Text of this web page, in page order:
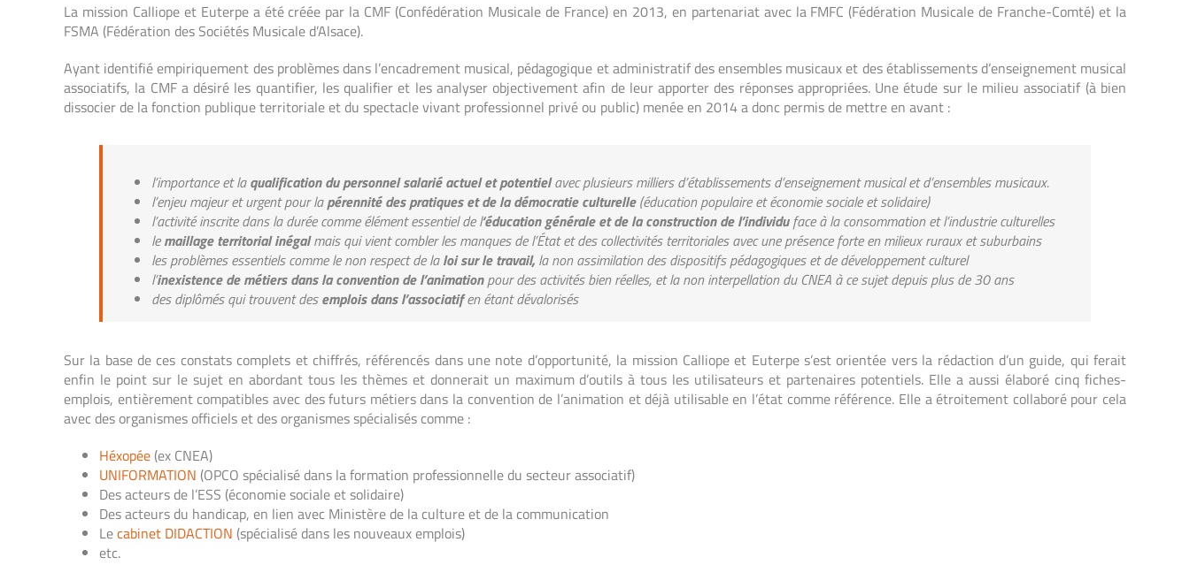
La mission Calliope et Euterpe a été créée par la CMF (Confédération Musicale de France) en 2013, en partenariat avec la FMFC (Fédération Musicale de Franche-Comté) et la
FSMA (Fédération des Sociétés Musicale d’Alsace).
Ayant identifié empiriquement des problèmes dans l’encadrement musical, pédagogique et administratif des ensembles musicaux et des établissements d’enseignement musical
associatifs, la CMF a désiré les quantifier, les qualifier et les analyser objectivement afin de leur apporter des réponses appropriées. Une étude sur le milieu associatif (à bien
dissocier de la fonction publique territoriale et du spectacle vivant professionnel privé ou public) menée en 2014 a donc permis de mettre en avant :
l’importance et laqualification du personnel salarié actuel et potentielavec plusieurs milliers d’établissements d’enseignement musical et d’ensembles musicaux.
l’enjeu majeur et urgent pour lapérennité des pratiques et de la démocratie culturelle(éducation populaire et économie sociale et solidaire)
l’activité inscrite dans la durée comme élément essentiel de l‘éducation générale et de la construction de l’individuface à la consommation et l’industrie culturelles
lemaillage territorial inégalmais qui vient combler les manques de l’État et des collectivités territoriales avec une présence forte en milieux ruraux et suburbains
les problèmes essentiels comme le non respect de laloi sur le travail, la non assimilation des dispositifs pédagogiques et de développement culturel
l’inexistence de métiers dans la convention de l’animationpour des activités bien réelles, et la non interpellation du CNEA à ce sujet depuis plus de 30 ans
des diplômés qui trouvent desemplois dans l’associatifen étant dévalorisés
Sur la base de ces constats complets et chiffrés, référencés dans une note d’opportunité, la mission Calliope et Euterpe s’est orientée vers la rédaction d’un guide, qui ferait
enfin le point sur le sujet en abordant tous les thèmes et donnerait un maximum d’outils à tous les utilisateurs et partenaires potentiels. Elle a aussi élaboré cinq fiches-
emplois, entièrement compatibles avec des futurs métiers dans la convention de l’animation et déjà utilisable en l’état comme référence. Elle a étroitement collaboré pour cela
avec des organismes officiels et des organismes spécialisés comme :
Héxopée (ex CNEA)
UNIFORMATION (OPCO spécialisé dans la formation professionnelle du secteur associatif)
Des acteurs de l’ESS (économie sociale et solidaire)
Des acteurs du handicap, en lien avec Ministère de la culture et de la communication
Lecabinet DIDACTION (spécialisé dans les nouveaux emplois)
etc.